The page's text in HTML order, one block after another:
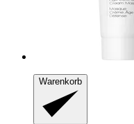
Warenkorb